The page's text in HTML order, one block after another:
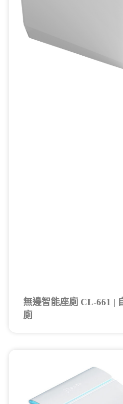
無邊智能座廁 CL-661 |
廁